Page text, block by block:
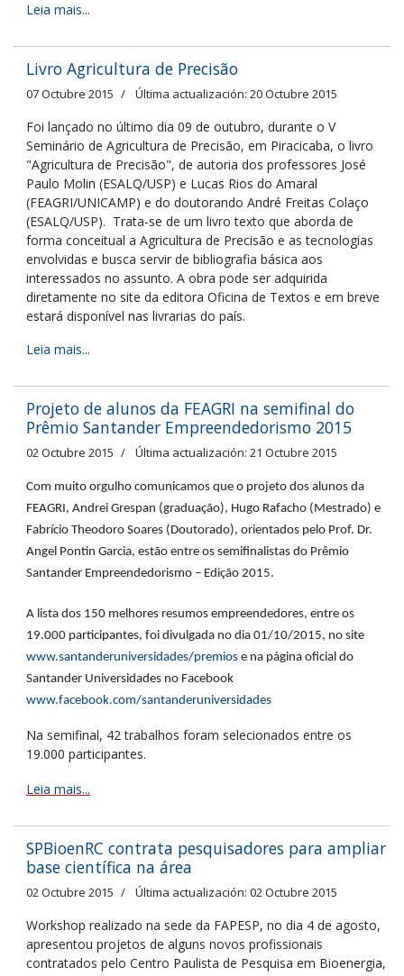
Leia mais...
Livro Agricultura de Precisão
07 Octubre 2015 Última actualización: 20 Octubre 2015
Foi lançado no último dia 09 de outubro, durante o V
Seminário de Agricultura de Precisão, em Piracicaba, o livro
"Agricultura de Precisão", de autoria dos professores José
Paulo Molin (ESALQ/USP) e Lucas Rios do Amaral
(FEAGRI/UNICAMP) e do doutorando André Freitas Colaço
(ESALQ/USP). Trata-se de um livro texto que aborda de
forma conceitual a Agricultura de Precisão e as tecnologias
envolvidas e busca servir de bibliografia básica aos
interessados no assunto. A obra pode ser adquirida
diretamente no site da editora Oficina de Textos e em breve
estará disponível nas livrarias do país.
Leia mais...
Projeto de alunos da FEAGRI na semifinal do
Prêmio Santander Empreendedorismo 2015
02 Octubre 2015 Última actualización: 21 Octubre 2015
Com muito orgulho comunicamos que o projeto dos alunos da
FEAGRI, Andrei Grespan (graduação), Hugo Rafacho (Mestrado) e
Fabrício Theodoro Soares (Doutorado), orientados pelo Prof. Dr.
Angel Pontin Garcia, estão entre os semifinalistas do Prêmio
Santander Empreendedorismo – Edição 2015.
A lista dos 150 melhores resumos empreendedores, entre os
19.000 participantes, foi divulgada no dia 01/10/2015, no site
www.santanderuniversidades/premios e na página oficial do
Santander Universidades no Facebook
www.facebook.com/santanderuniversidades
Na semifinal, 42 trabalhos foram selecionados entre os
19.000 participantes.
Leia mais...
SPBioenRC contrata pesquisadores para ampliar
base científica na área
02 Octubre 2015 Última actualización: 02 Octubre 2015
Workshop realizado na sede da FAPESP, no dia 4 de agosto,
apresentou projetos de alguns novos profissionais
contratados pelo Centro Paulista de Pesquisa em Bioenergia,